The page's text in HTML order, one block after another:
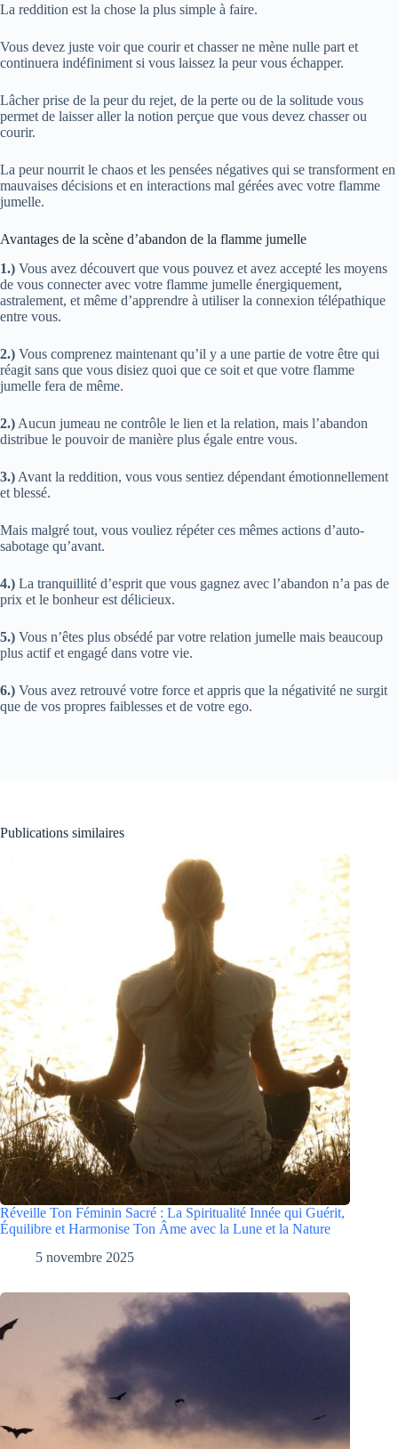
La reddition est la chose la plus simple à faire.
Vous devez juste voir que courir et chasser ne mène nulle part et
continuera indéfiniment si vous laissez la peur vous échapper.
Lâcher prise de la peur du rejet, de la perte ou de la solitude vous
permet de laisser aller la notion perçue que vous devez chasser ou
courir.
La peur nourrit le chaos et les pensées négatives qui se transforment en
mauvaises décisions et en interactions mal gérées avec votre flamme
jumelle.
Avantages de la scène d’abandon de la flamme jumelle
1.) Vous avez découvert que vous pouvez et avez accepté les moyens
de vous connecter avec votre flamme jumelle énergiquement,
astralement, et même d’apprendre à utiliser la connexion télépathique
entre vous.
2.) Vous comprenez maintenant qu’il y a une partie de votre être qui
réagit sans que vous disiez quoi que ce soit et que votre flamme
jumelle fera de même.
2.) Aucun jumeau ne contrôle le lien et la relation, mais l’abandon
distribue le pouvoir de manière plus égale entre vous.
3.) Avant la reddition, vous vous sentiez dépendant émotionnellement
et blessé.
Mais malgré tout, vous vouliez répéter ces mêmes actions d’auto-
sabotage qu’avant.
4.) La tranquillité d’esprit que vous gagnez avec l’abandon n’a pas de
prix et le bonheur est délicieux.
5.) Vous n’êtes plus obsédé par votre relation jumelle mais beaucoup
plus actif et engagé dans votre vie.
6.) Vous avez retrouvé votre force et appris que la négativité ne surgit
que de vos propres faiblesses et de votre ego.
Publications similaires
Réveille Ton Féminin Sacré : La Spiritualité Innée qui Guérit,
Équilibre et Harmonise Ton Âme avec la Lune et la Nature
5 novembre 2025